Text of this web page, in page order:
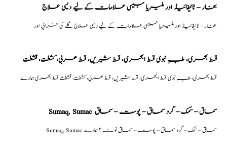
بخار – ٹائیفائیڈ اور ملیریا جیسی علامات کے لیے دیسی علاج
بخار – ٹائیفائیڈ اور ملیریا جیسی علامات کے لیے دیسی علاج گلے کی خرابی اور
قسط بحری، طبِ نبوی قسط البحری، قسط شیریں، قسط عربی، كشطت، قشطت
قسط بحری، طبِ نبوی قسط البحری، قسط شیریں، قسط عربی، كشطت، قشطت قسط بحری ہمارے
Sumaq, Sumac سماق – سُمک – گرد سماق – پوست – سماق
Sumaq, Sumac سماق – سُمک – گرد سماق – پوست – سماق نوٹ ؟ ہمارے